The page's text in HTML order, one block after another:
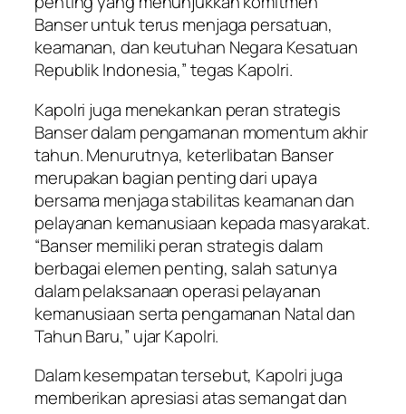
Banser untuk terus menjaga persatuan,
keamanan, dan keutuhan Negara Kesatuan
Republik Indonesia,” tegas Kapolri.
Kapolri juga menekankan peran strategis
Banser dalam pengamanan momentum akhir
tahun. Menurutnya, keterlibatan Banser
merupakan bagian penting dari upaya
bersama menjaga stabilitas keamanan dan
pelayanan kemanusiaan kepada masyarakat.
“Banser memiliki peran strategis dalam
berbagai elemen penting, salah satunya
dalam pelaksanaan operasi pelayanan
kemanusiaan serta pengamanan Natal dan
Tahun Baru,” ujar Kapolri.
Dalam kesempatan tersebut, Kapolri juga
memberikan apresiasi atas semangat dan